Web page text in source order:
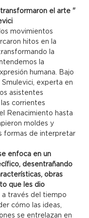
el arte "
movimientos
hitos en la
la
la
humana. Bajo
Smulevici, experta en
asistentes
corrientes
Renacimiento hasta
moldes y
formas de interpretar
enfoca en un
desentrañando
obras
que les dio
a través del tiempo
cómo las ideas,
se entrelazan en